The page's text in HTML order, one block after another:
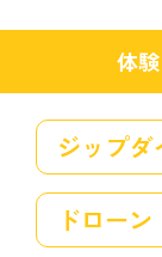
体
ジップダ
ドローン